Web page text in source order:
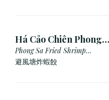
Há Cảo Chiên Phong
Sa
Phong Sa Fried Shrimp
Dumpling (Garlic Breadcrumb)
避風塘炸蝦餃